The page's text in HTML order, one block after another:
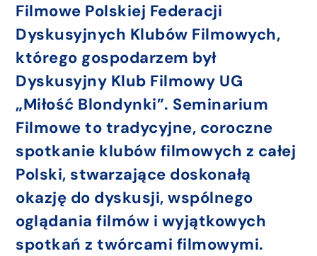
Filmowe Polskiej Federacji
Dyskusyjnych Klubów Filmowych,
którego gospodarzem był
Dyskusyjny Klub Filmowy UG
„Miłość Blondynki”. Seminarium
Filmowe to tradycyjne, coroczne
spotkanie klubów filmowych z całej
Polski, stwarzające doskonałą
okazję do dyskusji, wspólnego
oglądania filmów i wyjątkowych
spotkań z twórcami filmowymi.